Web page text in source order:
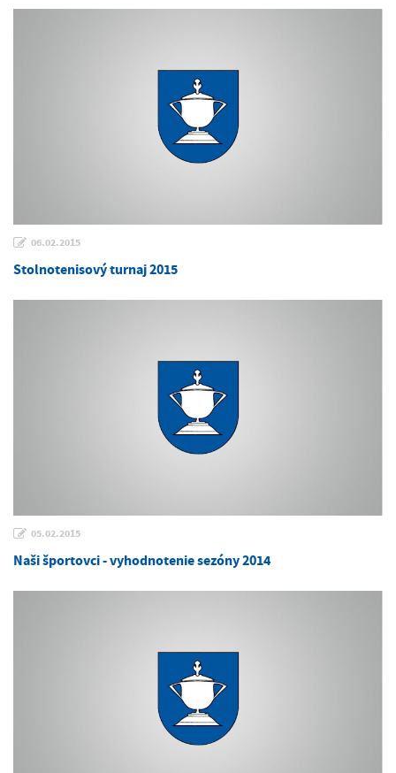
06.02.2015
Stolnotenisový turnaj 2015
05.02.2015
Naši športovci - vyhodnotenie sezóny 2014